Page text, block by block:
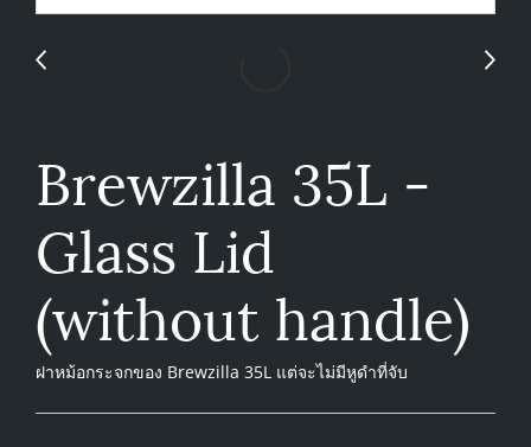
Brewzilla 35L -
Glass Lid
(without handle)
ฝาหม้อกระจกของ Brewzilla 35L แต่จะไม่มีหูดำที่จับ